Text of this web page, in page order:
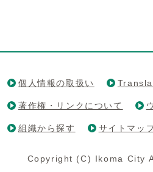
個人情報の取扱い
著作権・リンクについて
組織から探す サイトマッ
Copyright (C) Ikoma City